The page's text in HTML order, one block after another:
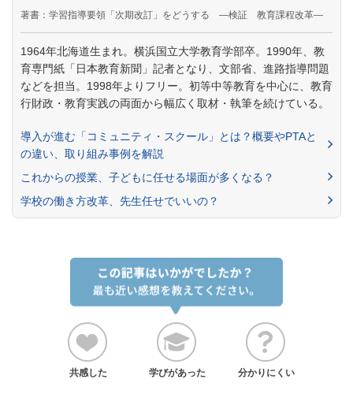
著書：学習指導要領「次期改訂」をどうする —検証 教育課程改革—
1964年北海道生まれ。横浜国立大学教育学部卒。1990年、教
育専門紙「日本教育新聞」記者となり、文部省、進路指導問題
などを担当。1998年よりフリー。初等中等教育を中心に、教育
行財政・教育実践の両面から幅広く取材・執筆を続けている。
導入が進む「コミュニティ・スクール」とは？概要やPTAと
の違い、取り組み事例を解説
これからの授業、子どもに任せる場面が多くなる？
学校の働き方改革、先生任せでいいの？
共感した 学びがあった 分かりにくい